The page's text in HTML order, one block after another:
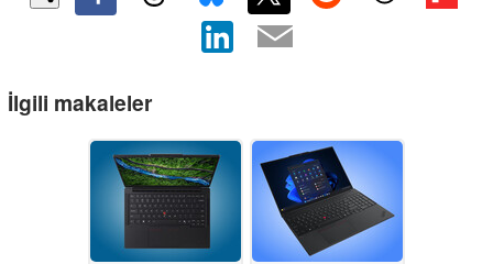
İlgili makaleler